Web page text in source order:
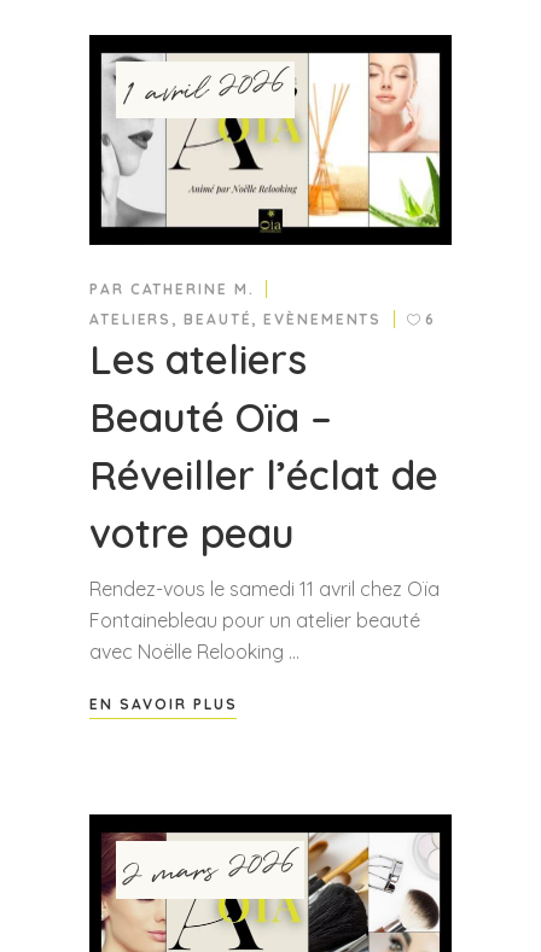
1 avril 2026
PAR CATHERINE M.
ATELIERS ,BEAUTÉ ,EVÈNEMENTS 6
Les ateliers
Beauté Oïa –
Réveiller l’éclat de
votre peau
Rendez-vous le samedi 11 avril chez Oïa
Fontainebleau pour un atelier beauté
avec Noëlle Relooking
EN SAVOIR PLUS
2 mars 2026